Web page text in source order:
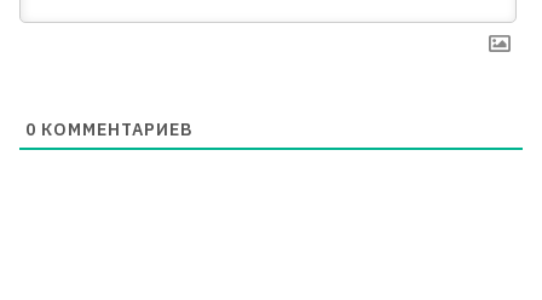
0 КОММЕНТАРИЕВ